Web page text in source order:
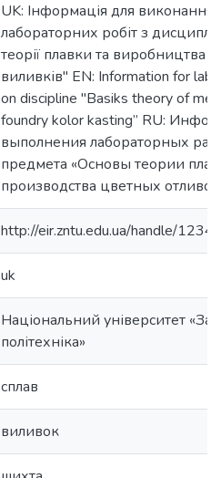
UK: Інформація для виконання
лабораторних робіт з
теорії плавки та виробництва
виливків" EN: Information for
on discipline "Basiks theory of
foundry kolor kasting” RU:
выполнения лабораторных
предмета «Основы теории
производства цветных
http://eir.zntu.edu.ua/handle/
uk
Національний університет
політехніка»
сплав
виливок